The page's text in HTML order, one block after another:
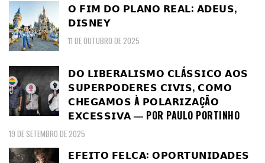
𝗢 𝗙𝗜𝗠 𝗗𝗢 𝗣𝗟𝗔𝗡𝗢 𝗥𝗘𝗔𝗟: 𝗔𝗗𝗘𝗨𝗦,
𝗗𝗜𝗦𝗡𝗘𝗬
11 DE OUTUBRO DE 2025
𝗗𝗢 𝗟𝗜𝗕𝗘𝗥𝗔𝗟𝗜𝗦𝗠𝗢 𝗖𝗟Á𝗦𝗦𝗜𝗖𝗢 𝗔𝗢𝗦
𝗦𝗨𝗣𝗘𝗥𝗣𝗢𝗗𝗘𝗥𝗘𝗦 𝗖𝗜𝗩𝗜𝗦, 𝗖𝗢𝗠𝗢
𝗖𝗛𝗘𝗚𝗔𝗠𝗢𝗦 À 𝗣𝗢𝗟𝗔𝗥𝗜𝗭𝗔ÇÃ𝗢
𝗘𝗫𝗖𝗘𝗦𝗦𝗜𝗩𝗔 ― POR PAULO PORTINHO
19 DE SETEMBRO DE 2025
𝗘𝗙𝗘𝗜𝗧𝗢 𝗙𝗘𝗟𝗖𝗔: 𝗢𝗣𝗢𝗥𝗧𝗨𝗡𝗜𝗗𝗔𝗗𝗘𝗦